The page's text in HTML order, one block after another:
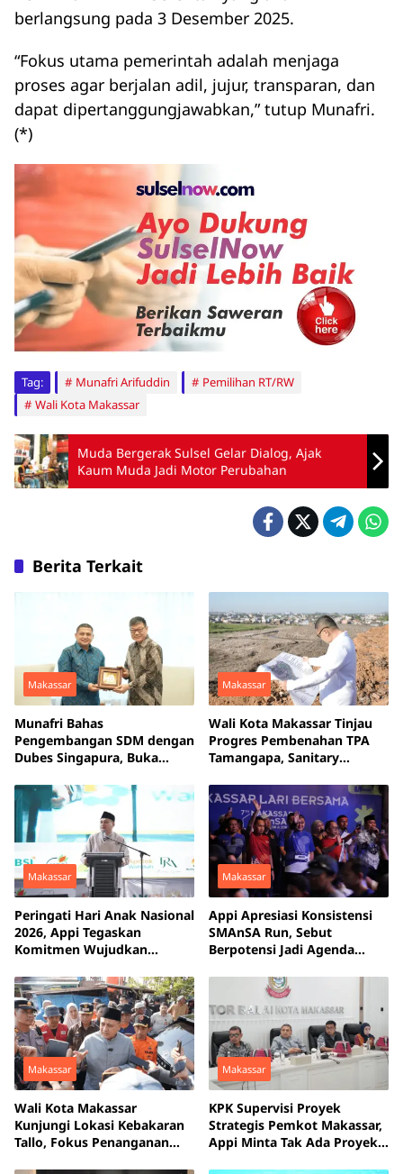
berlangsung pada 3 Desember 2025.
“Fokus utama pemerintah adalah menjaga
proses agar berjalan adil, jujur, transparan, dan
dapat dipertanggungjawabkan,” tutup Munafri.
(*)
Tag: Munafri Arifuddin
Pemilihan RT/RW
Wali Kota Makassar
Muda Bergerak Sulsel Gelar Dialog, Ajak
Kaum Muda Jadi Motor Perubahan
Berita Terkait
Makassar
Munafri Bahas
Pengembangan SDM dengan
Dubes Singapura, Buka
hingga Masyarakat
Makassar
Wali Kota Makassar Tinjau
Progres Pembenahan TPA
Tamangapa, Sanitary
Makassar
Peringati Hari Anak Nasional
2026, Appi Tegaskan
Komitmen Wujudkan
Makassar
Appi Apresiasi Konsistensi
SMAnSA Run, Sebut
Berpotensi Jadi Agenda
Makassar
Wali Kota Makassar
Kunjungi Lokasi Kebakaran
Tallo, Fokus Penanganan
Makassar
KPK Supervisi Proyek
Strategis Pemkot Makassar,
Appi Minta Tak Ada Proyek